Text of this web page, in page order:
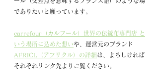
でありたいと願っています。
carrefour（カルフール）世界の伝統布専門店 と
いう場所に込めた想いや、運営元のブランド
AFRICL（アフリクル）の詳細 は、よろしければ
それぞれリンク先よりご覧ください。